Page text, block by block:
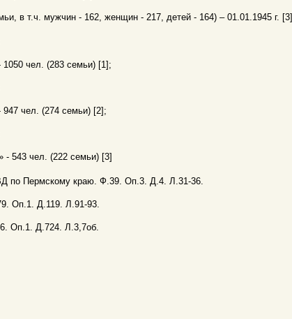
в т.ч. мужчин - 162, женщин - 217, детей - 164) – 01.01.1945 г. [3]
1050 чел. (283 семьи) [1];
947 чел. (274 семьи) [2];
- 543 чел. (222 семьи) [3]
по Пермскому краю. Ф.39. Оп.3. Д.4. Л.31-36.
Оп.1. Д.119. Л.91-93.
Оп.1. Д.724. Л.3,7об.